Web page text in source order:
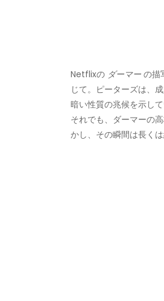
Netflixの ダーマー の描
じて。ピーターズは、
暗い性質の兆候を示し
それでも、ダーマーの
かし、その瞬間は長く